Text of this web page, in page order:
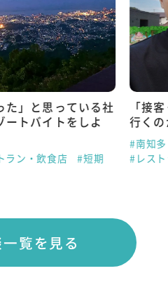
た」と思っている社
ートバイトをしよ
ラン・飲食店
#短期
「接
行く
#南知多
#レス
覧を見る